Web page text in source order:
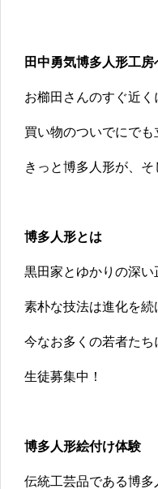
田中勇気博多人形工房
お櫛田さんのすぐ近
買い物のついでにでも
きっと博多人形が、
博多人形とは
黒田家とゆかりの深
素朴な技法は進化を
今なお多くの若者たち
生徒募集中！
博多人形絵付け体験
伝統工芸品である博多